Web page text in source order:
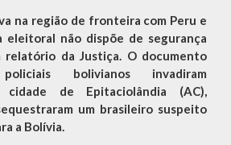
na região de fronteira com Peru e
eleitoral não dispõe de segurança
relatório da Justiça. O documento
bolivianos invadiram
de Epitaciolândia (AC),
um brasileiro suspeito
a Bolívia.